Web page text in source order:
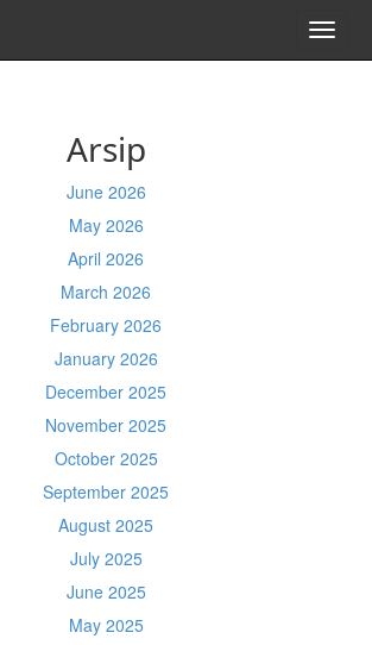
Arsip
June 2026
May 2026
April 2026
March 2026
February 2026
January 2026
December 2025
November 2025
October 2025
September 2025
August 2025
July 2025
June 2025
May 2025